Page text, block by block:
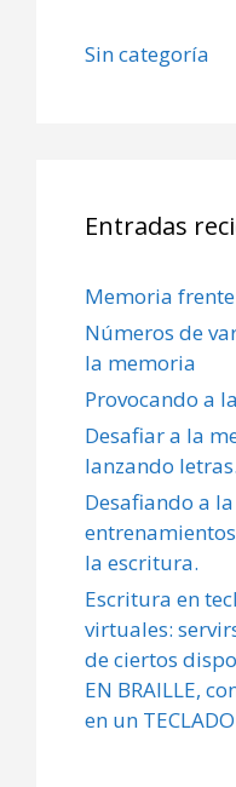
Sin categoría
Entradas
Memoria
Números de
la memoria
Provocando a
Desafiar a la
lanzando letras.
Desafiando a
la escritura.
Escritura en
virtuales:
de ciertos
EN BRAILLE,
en un